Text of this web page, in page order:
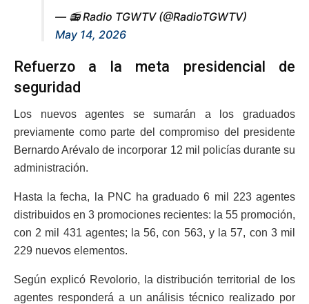
— 📻 Radio TGWTV (@RadioTGWTV)
May 14, 2026
Refuerzo a la meta presidencial de
seguridad
Los nuevos agentes se sumarán a los graduados
previamente como parte del compromiso del presidente
Bernardo Arévalo de incorporar 12 mil policías durante su
administración.
Hasta la fecha, la PNC ha graduado 6 mil 223 agentes
distribuidos en 3 promociones recientes: la 55 promoción,
con 2 mil 431 agentes; la 56, con 563, y la 57, con 3 mil
229 nuevos elementos.
Según explicó Revolorio, la distribución territorial de los
agentes responderá a un análisis técnico realizado por